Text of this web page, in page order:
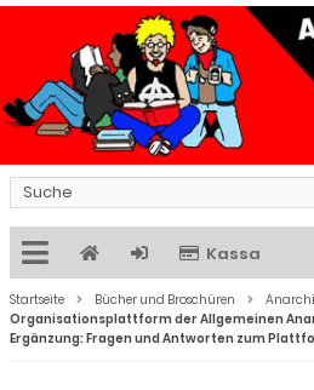
Kassa
Startseite Bücher und Broschüren
Organisationsplattform der Allgemeinen
Ergänzung: Fragen und Antworten zum